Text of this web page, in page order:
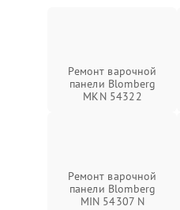
Ремонт варочной
панели Blomberg
MKN 54322
Ремонт варочной
панели Blomberg
MIN 54307 N